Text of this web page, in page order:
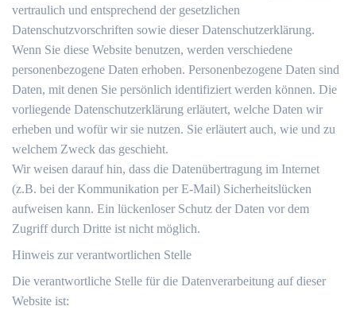
vertraulich und entsprechend der gesetzlichen
Datenschutzvorschriften sowie dieser Datenschutzerklärung.
Wenn Sie diese Website benutzen, werden verschiedene
personenbezogene Daten erhoben. Personenbezogene Daten sind
Daten, mit denen Sie persönlich identifiziert werden können. Die
vorliegende Datenschutzerklärung erläutert, welche Daten wir
erheben und wofür wir sie nutzen. Sie erläutert auch, wie und zu
welchem Zweck das geschieht.
Wir weisen darauf hin, dass die Datenübertragung im Internet
(z.B. bei der Kommunikation per E-Mail) Sicherheitslücken
aufweisen kann. Ein lückenloser Schutz der Daten vor dem
Zugriff durch Dritte ist nicht möglich.
Hinweis zur verantwortlichen Stelle
Die verantwortliche Stelle für die Datenverarbeitung auf dieser
Website ist: